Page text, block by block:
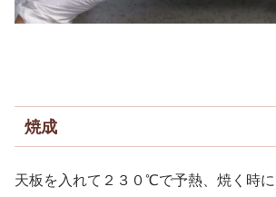
焼成
天板を入れて２３０℃で予熱、焼く時